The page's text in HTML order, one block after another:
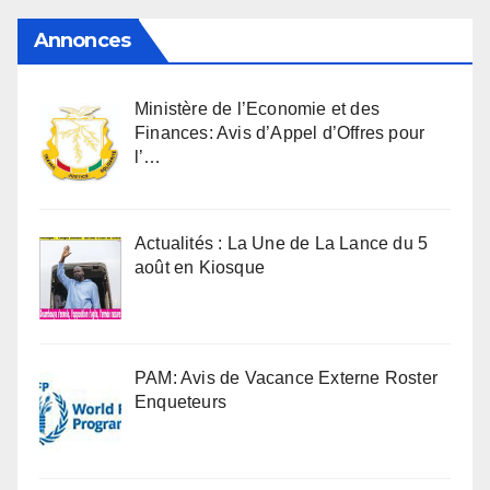
Annonces
Ministère de l’Economie et des
Finances: Avis d’Appel d’Offres pour
l’…
Actualités : La Une de La Lance du 5
août en Kiosque
PAM: Avis de Vacance Externe Roster
Enqueteurs